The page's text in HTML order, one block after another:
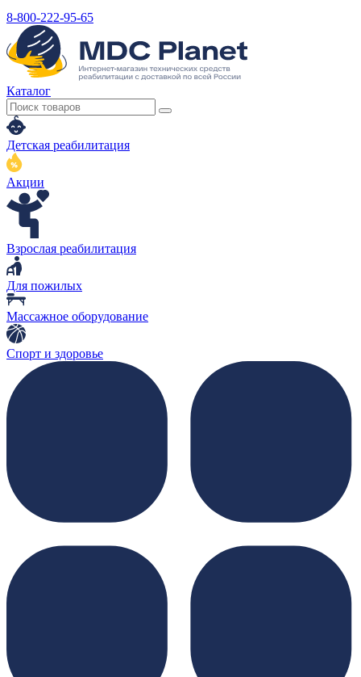
8-800-222-95-65
Каталог
Детская реабилитация
Акции
Взрослая реабилитация
Для пожилых
Массажное оборудование
Спорт и здоровье